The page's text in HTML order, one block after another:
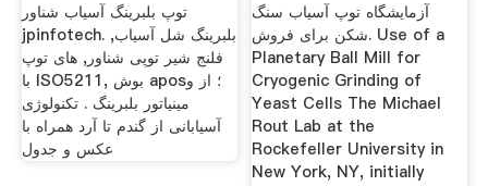
توپ بلبرینگ آسیاب شناور
jpinfotech. بلبرینگ شل آسیاب,
فلنج شیر توپی شناور, های توپ
با ISO5211, بوش apos؛ از و
مینیاتور بلبرینگ . تکنولوژی
آسیابانی از گندم تا آرد همراه با
عکس و جدول
آزمایشگاه توپ آسیاب سنگ
شکن برای فروش. Use of a
Planetary Ball Mill for
Cryogenic Grinding of
Yeast Cells The Michael
Rout Lab at the
Rockefeller University in
New York, NY, initially